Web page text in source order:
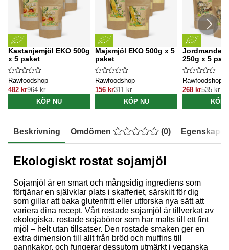
Kastanjemjöl EKO 500g
x 5 paket
Rawfoodshop
482 kr964 kr
KÖP NU
Majsmjöl EKO 500g x 5
paket
Rawfoodshop
156 kr311 kr
KÖP NU
250g x 5
Rawfoodshop
268 kr535 kr
KÖP
Beskrivning Omdömen (0) Egenskaper
Ekologiskt rostat sojamjöl
Sojamjöl är en smart och mångsidig ingrediens som
förtjänar en självklar plats i skafferiet, särskilt för dig
som gillar att baka glutenfritt eller utforska nya sätt att
variera dina recept. Vårt rostade sojamjöl är tillverkat av
ekologiska, rostade sojabönor som har malts till ett fint
mjöl – helt utan tillsatser. Den rostade smaken ger en
extra dimension till allt från bröd och muffins till
pannkakor, och fungerar dessutom utmärkt i veganska